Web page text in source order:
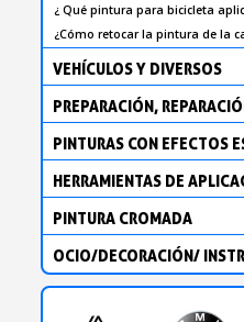
¿ Qué pintura para bicicleta
¿Cómo retocar la pintura de la
VEHÍCULOS Y DIVERSOS
PREPARACIÓN,
PINTURAS CON EFECTOS
HERRAMIENTAS DE
PINTURA CROMADA
OCIO/DECORACIÓN/